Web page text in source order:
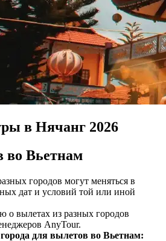
в Нячанг 2026
во Вьетнам
городов могут меняться в
дат и условий той или иной
о вылетах из разных городов
AnyTour.
для вылетов во Вьетнам: